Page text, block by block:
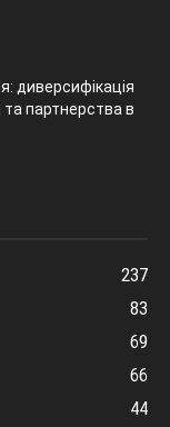
диверсифікація
та партнерства в
237
83
69
66
44